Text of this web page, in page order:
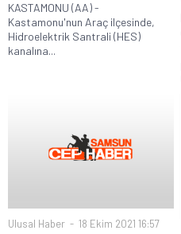
KASTAMONU (AA) -
Kastamonu'nun Araç ilçesinde,
Hidroelektrik Santrali (HES)
kanalına...
Ulusal Haber 18 Ekim 2021 16:57